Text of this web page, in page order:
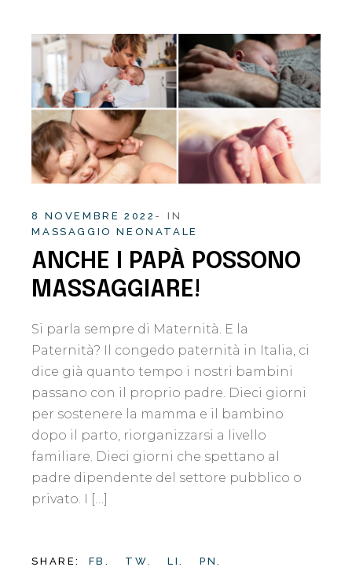
8 NOVEMBRE 2022
IN
MASSAGGIO NEONATALE
ANCHE I PAPÀ POSSONO
MASSAGGIARE!
Si parla sempre di Maternità. E la
Paternità? Il congedo paternità in Italia, ci
dice già quanto tempo i nostri bambini
passano con il proprio padre. Dieci giorni
per sostenere la mamma e il bambino
dopo il parto, riorganizzarsi a livello
familiare. Dieci giorni che spettano al
padre dipendente del settore pubblico o
privato. I […]
SHARE: FB. TW. LI. PN.